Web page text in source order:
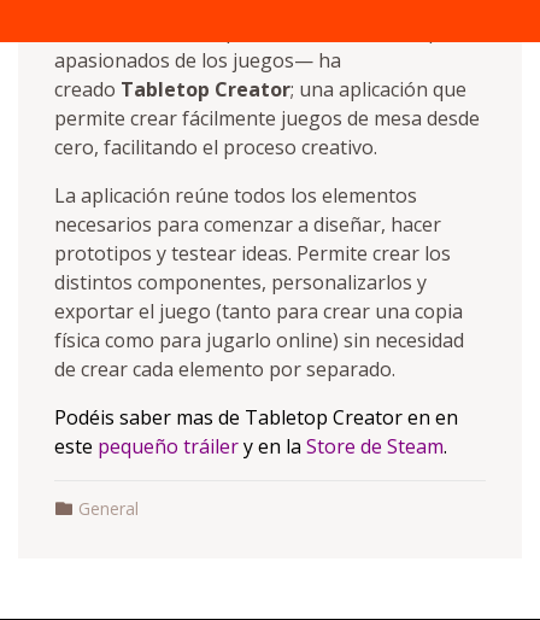
apasionados de los juegos— ha
creado Tabletop Creator; una aplicación que
permite crear fácilmente juegos de mesa desde
cero, facilitando el proceso creativo.
La aplicación reúne todos los elementos
necesarios para comenzar a diseñar, hacer
prototipos y testear ideas. Permite crear los
distintos componentes, personalizarlos y
exportar el juego (tanto para crear una copia
física como para jugarlo online) sin necesidad
de crear cada elemento por separado.
Podéis saber mas de Tabletop Creator en en
este pequeño tráilery en la Store de Steam.
General